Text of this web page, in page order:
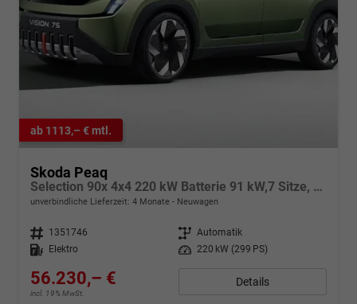
ab 1113,– € mtl.
Skoda Peaq
Selection 90x 4x4 220 kW Batterie 91 kW,7 Sitze, Metallfarbe, 4 J. Garantie, Advanced Paket, Full-LED, dynam. Blinkleuchten, Easy Open & Close für Heckklappe, Sun Set, Navigationssystem, Rückkamera, Head-up Display, Intelligent Park Assist, Kessy Full
unverbindliche Lieferzeit: 4 Monate Neuwagen
Fahrzeugnr. 1351746 Getriebe Automatik
Kraftstoff
Elektro Leistung 220 kW (299 PS)
56.230,– €
incl. 19% MwSt.
Details